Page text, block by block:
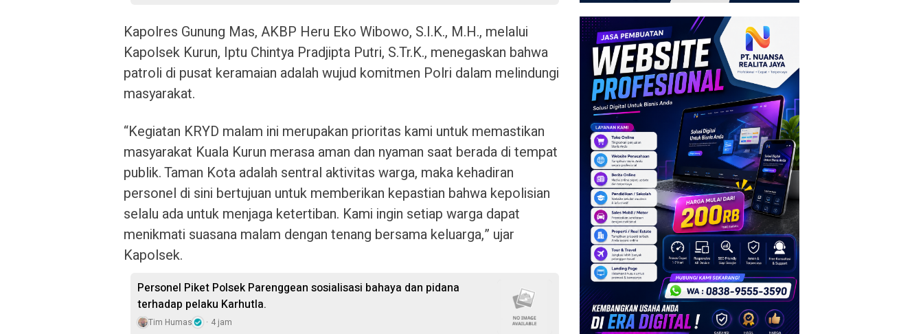
Kapolres Gunung Mas, AKBP Heru Eko Wibowo, S.I.K., M.H., melalui
Kapolsek Kurun, Iptu Chintya Pradjipta Putri, S.Tr.K., menegaskan bahwa
patroli di pusat keramaian adalah wujud komitmen Polri dalam melindungi
masyarakat.
“Kegiatan KRYD malam ini merupakan prioritas kami untuk memastikan
masyarakat Kuala Kurun merasa aman dan nyaman saat berada di tempat
publik. Taman Kota adalah sentral aktivitas warga, maka kehadiran
personel di sini bertujuan untuk memberikan kepastian bahwa kepolisian
selalu ada untuk menjaga ketertiban. Kami ingin setiap warga dapat
menikmati suasana malam dengan tenang bersama keluarga,” ujar
Kapolsek.
Personel Piket Polsek Parenggean sosialisasi bahaya dan pidana
terhadap pelaku Karhutla.
Tim Humas 4 jam